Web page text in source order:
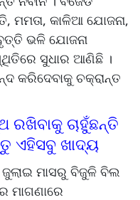
ମମତା, କାଳିଆ ଯୋଜନା,
ଭଳି ଯୋଜନା
ସୁଧାର ଆଣିଛି ।
କରିଦେବାକୁ ଚକ୍ରାନ୍ତ
ରଖିବାକୁ ଚାହୁଁଛନ୍ତି
ଏହିସବୁ ଖାଦ୍ୟ
ମାସରୁ ବିଜୁଳି ବିଲ
ମାଗଣାରେ